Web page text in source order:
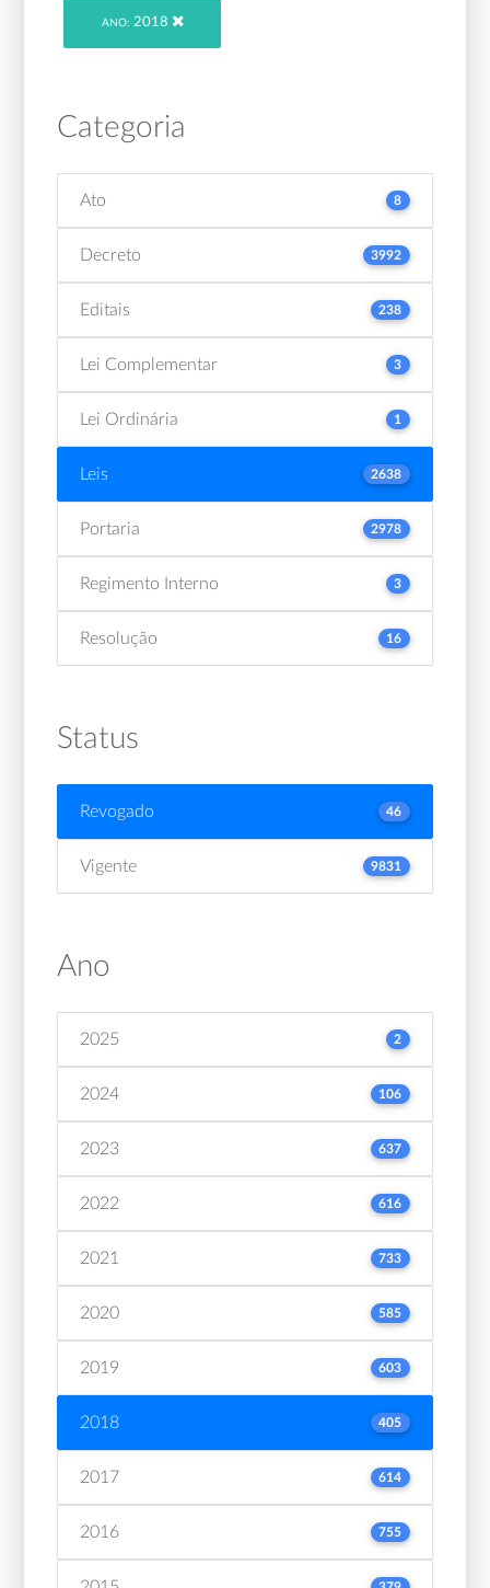
ANO: 2018
Categoria
Ato 8
Decreto 3992
Editais 238
Lei Complementar 3
Lei Ordinária 1
Leis 2638
Portaria 2978
Regimento Interno 3
Resolução 16
Status
Revogado 46
Vigente 9831
Ano
2025 2
2024 106
2023 637
2022 616
2021 733
2020 585
2019 603
2018 405
2017 614
2016 755